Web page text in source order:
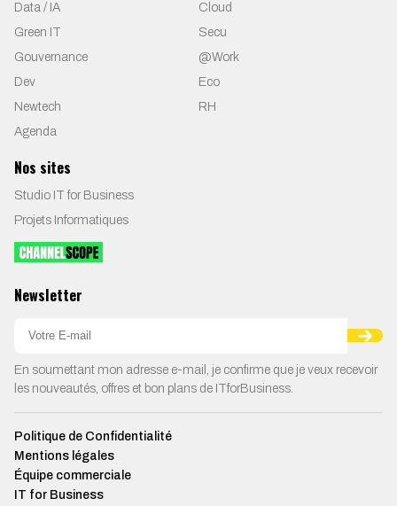
Data / IA
Cloud
Green IT
Secu
Gouvernance
@Work
Dev
Eco
Newtech
RH
Agenda
Nos sites
Studio IT for Business
Projets Informatiques
Newsletter
En soumettant mon adresse e-mail, je confirme que je veux recevoir
les nouveautés, offres et bon plans de ITforBusiness.
Politique de Confidentialité
Mentions légales
Équipe commerciale
IT for Business